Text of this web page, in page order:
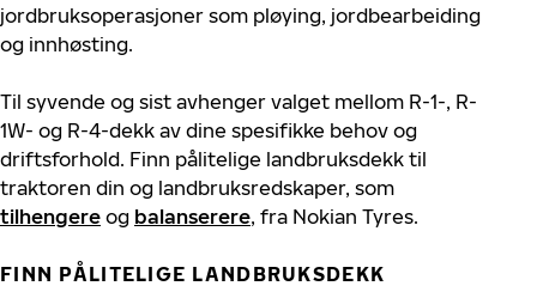
jordbruksoperasjoner som pløying, jordbearbeiding
og innhøsting.
Til syvende og sist avhenger valget mellom R-1-, R-
1W- og R-4-dekk av dine spesifikke behov og
driftsforhold. Finn pålitelige landbruksdekk til
traktoren din og landbruksredskaper, som
tilhengere og balanserere, fra Nokian Tyres.
FINN PÅLITELIGE LANDBRUKSDEKK